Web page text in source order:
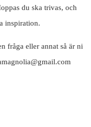
du ska trivas, och
inspiration.
fråga eller annat så är ni